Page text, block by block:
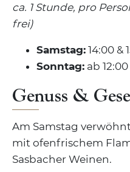
ca. 1 Stunde, pro
frei)
Samstag: 14:00 &
Sonntag: ab
Genuss &
Am Samstag
mit ofenfrischem
Sasbacher Weinen.